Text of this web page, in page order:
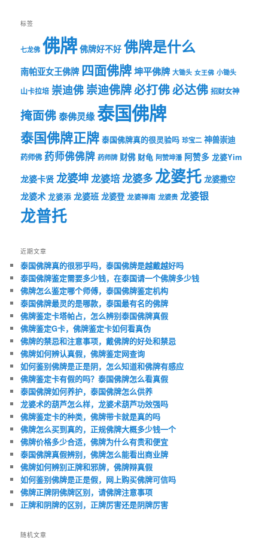
标签
七龙佛 佛牌 佛牌好不好 佛牌是什么
南帕亚女王佛牌 四面佛牌坤平佛牌 大锄头 女王佛 小锄头
山卡拉培 崇迪佛崇迪佛牌必打佛必达佛 招财女神
掩面佛泰佛灵缘泰国佛牌
泰国佛牌正牌 泰国佛牌真的很灵验吗 珍宝二 神兽崇迪
药师佛 药师佛佛牌 药师牌 财佛 财龟 阿赞坤潘 阿赞多 龙婆Yim
龙婆卡贤 龙婆坤龙婆培龙婆多龙婆托 龙婆撒空
龙婆术 龙婆添 龙婆班 龙婆登 龙婆禅南 龙婆贵 龙婆银
龙普托
近期文章
泰国佛牌真的很邪乎吗，泰国佛牌是越戴越好吗
泰国佛牌鉴定需要多少钱，在泰国请一个佛牌多少钱
佛牌怎么鉴定哪个师傅，泰国佛牌鉴定机构
泰国佛牌最灵的是哪款，泰国最有名的佛牌
佛牌鉴定卡塔帕占，怎么辨别泰国佛牌真假
佛牌鉴定G卡，佛牌鉴定卡如何看真伪
佛牌的禁忌和注意事项，戴佛牌的好处和禁忌
佛牌如何辨认真假，佛牌鉴定网查询
如何鉴别佛牌是正是阴，怎么知道和佛牌有感应
佛牌鉴定卡有假的吗？泰国佛牌怎么看真假
泰国佛牌如何养护，泰国佛牌怎么供养
龙婆术的葫芦怎么样，龙婆术葫芦功效强吗
佛牌鉴定卡的种类，佛牌带卡就是真的吗
佛牌怎么买到真的，正规佛牌大概多少钱一个
佛牌价格多少合适，佛牌为什么有贵和便宜
泰国佛牌真假辨别，佛牌怎么能看出商业牌
佛牌如何辨别正牌和邪牌，佛牌辩真假
如何鉴别佛牌是正是假，网上购买佛牌可信吗
佛牌正牌阴佛牌区别，请佛牌注意事项
正牌和阴牌的区别，正牌厉害还是阴牌厉害
随机文章